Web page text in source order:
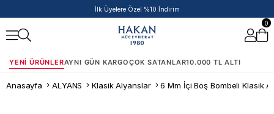
İlk Üyelere Özel %10 İndirim
0
YENI ÜRÜNLERAYNI GÜN KARGOÇOK SATANLAR10.000 TL ALTI
Anasayfa ALYANS Klasik Alyanslar 6 Mm İçi Boş Bombeli Klasik